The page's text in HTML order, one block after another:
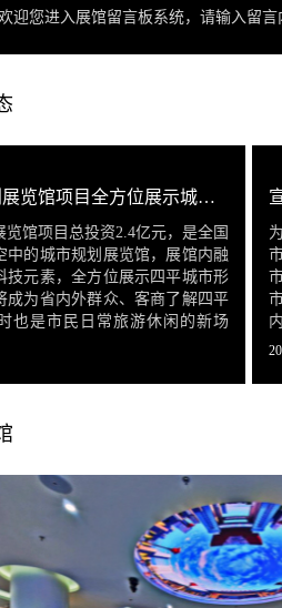
迎您进入展馆留言板系统，请输入留言
四平市规划展览馆项目全方位展示城市形象
览馆项目总投资2.4亿元，是全国
中的城市规划展览馆，展馆内融
技元素，全方位展示四平城市形
成为省内外群众、客商了解四平
也是市民日常旅游休闲的新场